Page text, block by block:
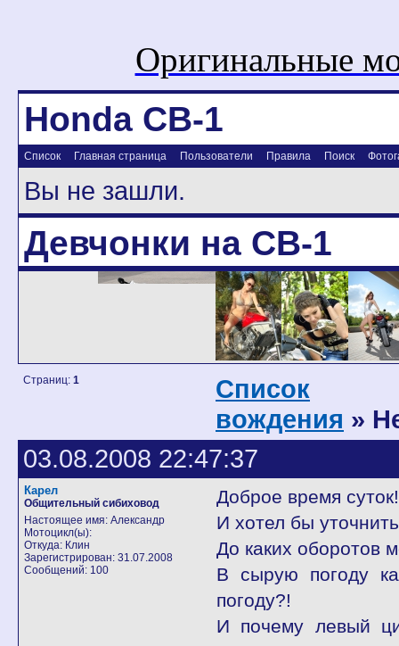
Оригинальные
Honda CB-1
Список Главная страница Пользователи Правила Поиск
Вы не зашли.
Девчонки на CB-1
Страниц: 1 Список
вождения »
03.08.2008 22:47:37
Карел
Общительный сибиховод
Настоящее имя: Александр
Мотоцикл(ы):
Откуда: Клин
Зарегистрирован: 31.07.2008
Сообщений: 100
Доброе время
И хотел бы
До каких оборотов
В сырую погоду
погоду?!
И почему левый